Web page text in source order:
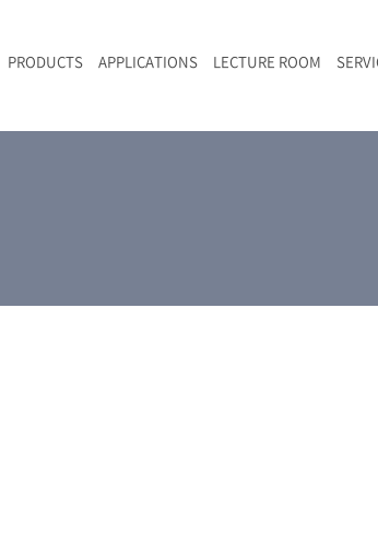
PRODUCTS APPLICATIONS LECTURE ROOM